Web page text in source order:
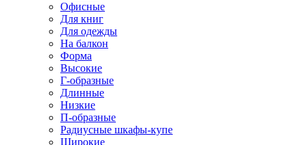
Офисные
Для книг
Для одежды
На балкон
Форма
Высокие
Г-образные
Длинные
Низкие
П-образные
Радиусные шкафы-купе
Широкие